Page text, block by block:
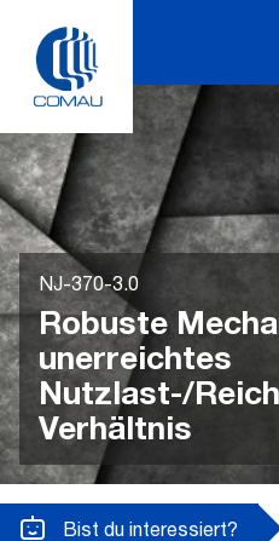
content
NJ-370-3.0
Robuste
unerreichtes
Nutzlast-/
Verhältnis
Bist du interessiert?